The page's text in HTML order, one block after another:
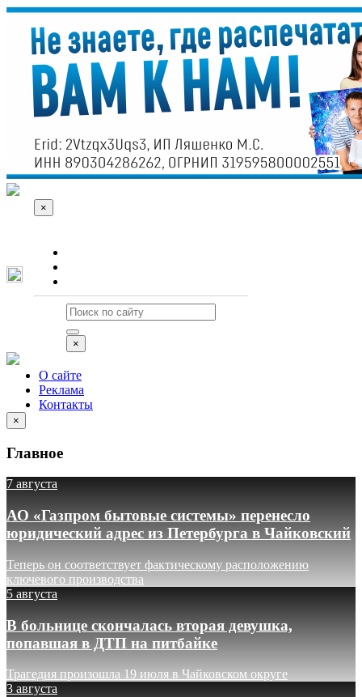
×
×
О сайте
Реклама
Контакты
×
Главное
7 августа
АО «Газпром бытовые системы» перенесло
юридический адрес из Петербурга в Чайковский
Теперь он соответствует фактическому расположению
ключевого производства
5 августа
В больнице скончалась вторая девушка,
попавшая в ДТП на питбайке
Трагедия произошла 19 июля в Чайковском округе
3 августа